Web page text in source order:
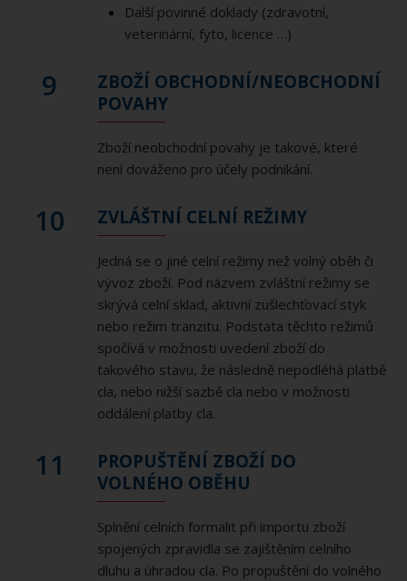
Další povinné doklady (zdravotní,
veterinární, fyto, licence …)
9
ZBOŽÍ OBCHODNÍ/NEOBCHODNÍ
POVAHY
Zboží neobchodní povahy je takové, které
není dováženo pro účely podnikání.
10 ZVLÁŠTNÍ CELNÍ REŽIMY
Jedná se o jiné celní režimy než volný oběh či
vývoz zboží. Pod názvem zvláštní režimy se
skrývá celní sklad, aktivní zušlechťovací styk
nebo režim tranzitu. Podstata těchto režimů
spočívá v možnosti uvedení zboží do
takového stavu, že následně nepodléhá platbě
cla, nebo nižší sazbě cla nebo v možnosti
oddálení platby cla.
11
PROPUŠTĚNÍ ZBOŽÍ DO
VOLNÉHO OBĚHU
Splnění celních formalit při importu zboží
spojených zpravidla se zajištěním celního
dluhu a úhradou cla. Po propuštění do volného